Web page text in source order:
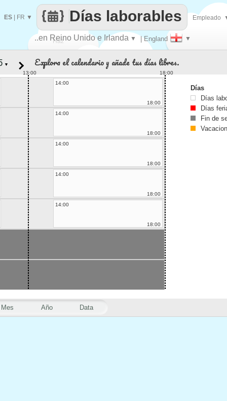
Haz
..en Reino Unido e Irlanda ▼ | England ▼
Días laborables
ES FR ▼ Empleado
Mes Año Data
▼ Explora el calendario y añade tus días libres.
13:00
18:00
14:00
18:00
14:00
18:00
14:00
18:00
14:00
18:00
14:00
18:00
Días
Días
Días
Fin de